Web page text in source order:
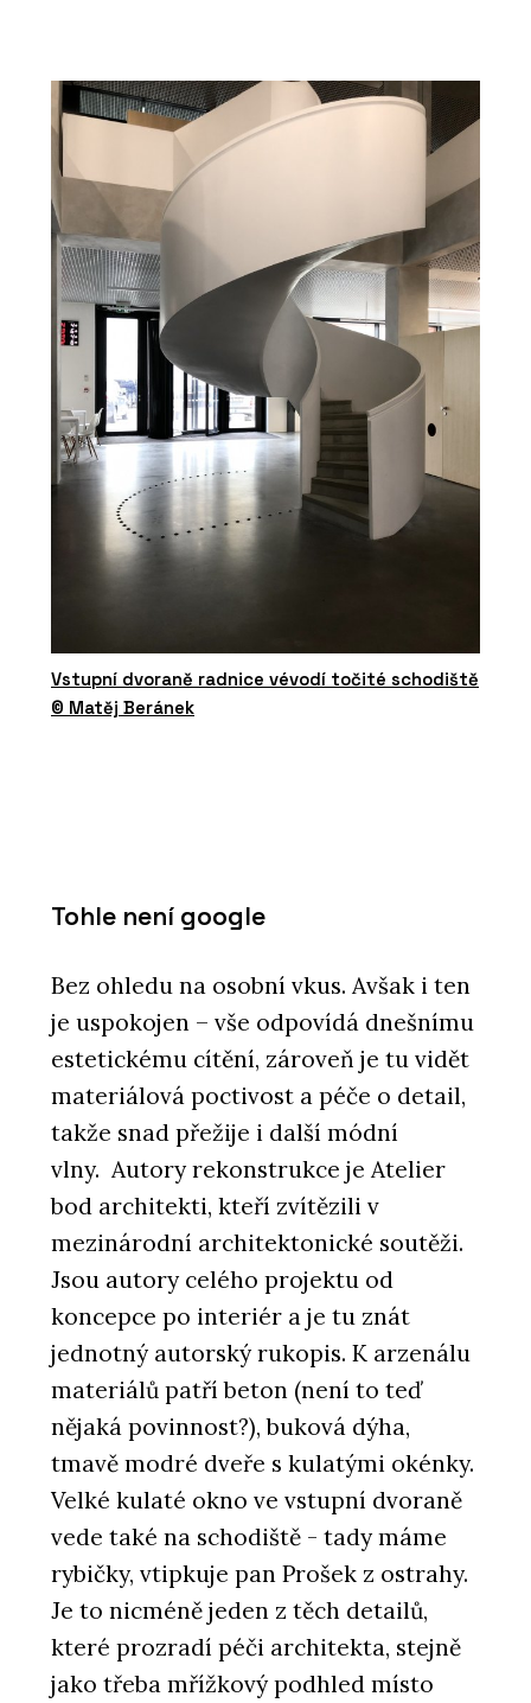
Vstupní dvoraně radnice vévodí točité schodiště
© Matěj Beránek
Tohle není google
Bez ohledu na osobní vkus. Avšak i ten
je uspokojen – vše odpovídá dnešnímu
estetickému cítění, zároveň je tu vidět
materiálová poctivost a péče o detail,
takže snad přežije i další módní
vlny. Autory rekonstrukce je Atelier
bod architekti, kteří zvítězili v
mezinárodní architektonické soutěži.
Jsou autory celého projektu od
koncepce po interiér a je tu znát
jednotný autorský rukopis. K arzenálu
materiálů patří beton (není to teď
nějaká povinnost?), buková dýha,
tmavě modré dveře s kulatými okénky.
Velké kulaté okno ve vstupní dvoraně
vede také na schodiště - tady máme
rybičky, vtipkuje pan Prošek z ostrahy.
Je to nicméně jeden z těch detailů,
které prozradí péči architekta, stejně
jako třeba mřížkový podhled místo